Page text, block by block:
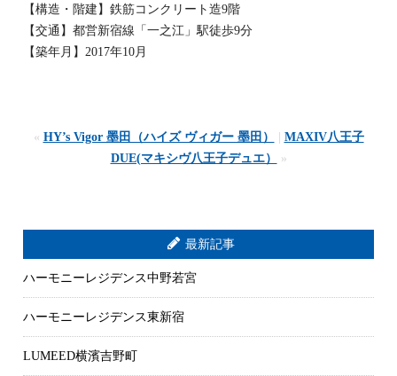
【構造・階建】鉄筋コンクリート造9階
【交通】都営新宿線「一之江」駅徒歩9分
【築年月】2017年10月
« HY’s Vigor 墨田（ハイズ ヴィガー 墨田）
MAXIV八王子
DUE(マキシヴ八王子デュエ）
»
最新記事
ハーモニーレジデンス中野若宮
ハーモニーレジデンス東新宿
LUMEED横濱吉野町